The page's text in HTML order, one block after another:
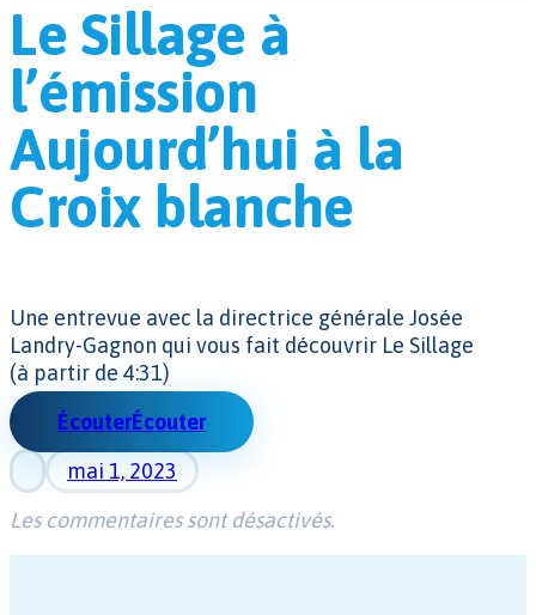
Le Sillage à
l’émission
Aujourd’hui à la
Croix blanche
Une entrevue avec la directrice générale Josée
Landry-Gagnon qui vous fait découvrir Le Sillage
(à partir de 4:31)
ÉcouterÉcouter
mai 1, 2023
Les commentaires sont désactivés.